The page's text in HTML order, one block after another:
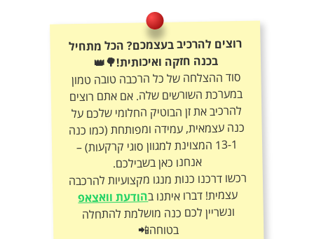
רוצים להרכיב בעצמכם? הכל מתחיל
בכנה חזקה ואיכותית!🌳👑
סוד ההצלחה של כל הרכבה טובה טמון
במערכת השורשים שלה. אם אתם רוצים
להרכיב את זן הבוטיק החלומי שלכם על
כנה עצמאית, עמידה ומפותחת (כמו כנה
13-1 המצוינת למגוון סוגי קרקעות) –
אנחנו כאן בשבילכם.
רכשו דרכנו כנות מנגו מקצועיות להרכבה
עצמית! דברו איתנו בהודעת וואצאפ
ונשריין לכם כנה מושלמת להתחלה
בטוחה📲